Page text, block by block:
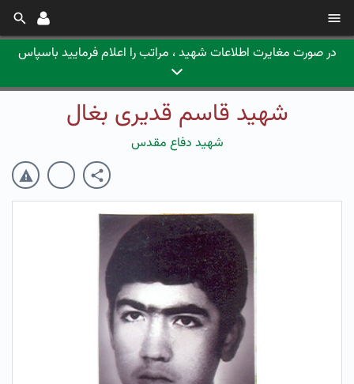
در صورت مغایرت اطلاعات شهید ، مراتب را اعلام فرمایید باسپاس
شهید قاسم قدیری بغال
شهید دفاع مقدس